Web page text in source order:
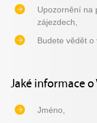
Upozornění na
zájezdech,
Budete vědět o
Jaké informace
Jméno,